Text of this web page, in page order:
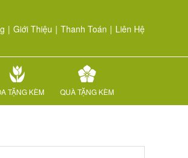
| Giới Thiệu | Thanh Toán | Liên Hệ
TẶNG KÈM QUÀ TẶNG KÈM